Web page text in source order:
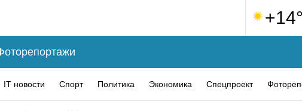
+14°
IT новости Спорт Политика Экономика Спецпроект